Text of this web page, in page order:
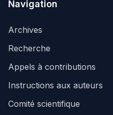
Navigation
Archives
Recherche
Appels à contributions
Instructions aux auteurs
Comité scientifique